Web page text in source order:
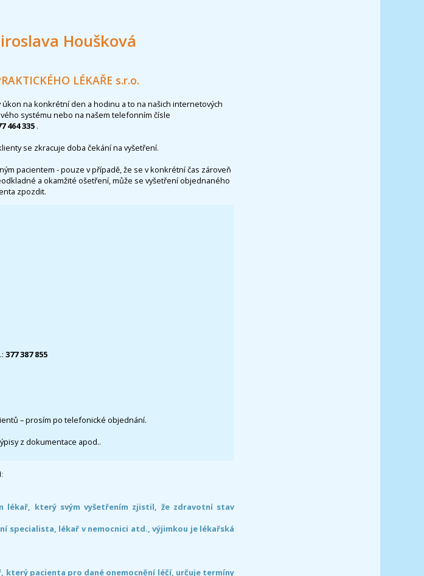
Houšková
LÉKAŘE s.r.o.
na konkrétní den a hodinu a to na našich internetových
systému nebo na našem telefonním čísle
464 335 .
se zkracuje doba čekání na vyšetření.
pacientem - pouze v případě, že se v konkrétní čas zároveň
a okamžité ošetření, může se vyšetření objednaného
zpozdit.
377 387 855
– prosím po telefonické objednání.
z dokumentace apod..
:
lékař, který svým vyšetřením zjistil, že zdravotní stav
lékař v nemocnici atd., výjimkou je lékařská
pacienta pro dané onemocnění léčí, určuje termíny